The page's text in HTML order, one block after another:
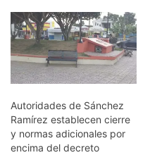
Autoridades de Sánchez
Ramírez establecen cierre
y normas adicionales por
encima del decreto